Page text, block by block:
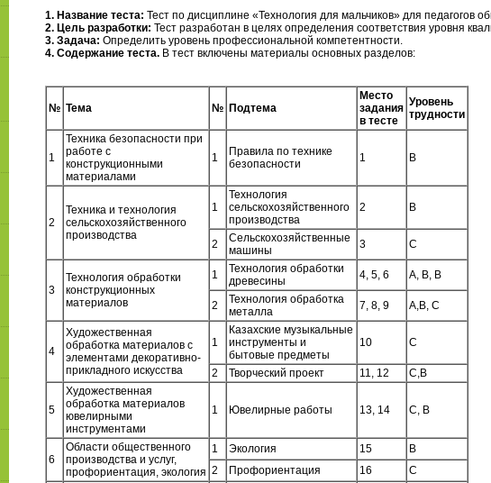
1. Название теста: Тест по дисциплине «Технология для мальчиков» для педагогов
2. Цель разработки: Тест разработан в целях определения соответствия уровня
3. Задача: Определить уровень профессиональной компетентности.
4. Содержание теста. В тест включены материалы основных разделов:
№ Тема № Подтема
Место
задания
в тесте
Уровень
трудности
1
Техника безопасности при
работе с
конструкционными
материалами
1
Правила по технике
безопасности
1 В
2
Техника и технология
сельскохозяйственного
производства
1
Технология
сельскохозяйственного
производства
2 В
2
Сельскохозяйственные
машины
3 С
3
Технология обработки
конструкционных
материалов
1
Технология обработки
древесины
4, 5, 6 А, В, В
2
Технология обработка
металла
7, 8, 9 А,В, С
4
Художественная
обработка материалов с
элементами декоративно-
прикладного искусства
1
Казахские музыкальные
инструменты и
бытовые предметы
10 С
2 Творческий проект 11, 12 С,В
5
Художественная
обработка материалов
ювелирными
инструментами
1 Ювелирные работы 13, 14 С, В
6
Области общественного
производства и услуг,
профориентация, экология
1 Экология 15
В
2
Профориентация 16 С